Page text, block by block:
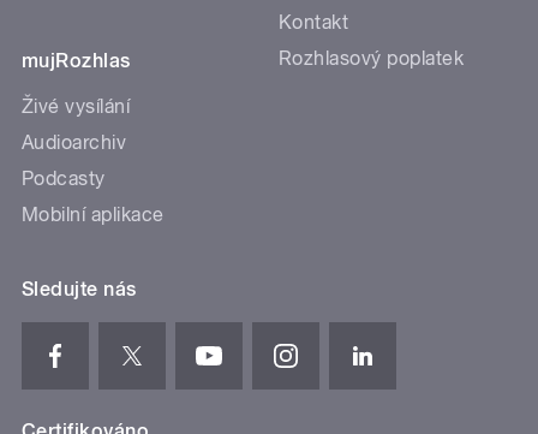
mujRozhlas
Živé vysílání
Audioarchiv
Podcasty
Mobilní aplikace
Kontakt
Rozhlasový poplatek
Sledujte nás